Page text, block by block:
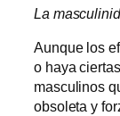
La
Aunque los
o haya
masculinos
obsoleta y